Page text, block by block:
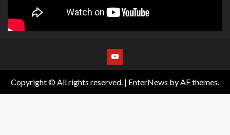
Copyright © All rights reserved. | EnterNews by AF themes.